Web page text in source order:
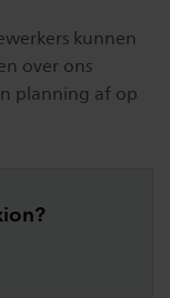
kunnen
over ons
planning af op